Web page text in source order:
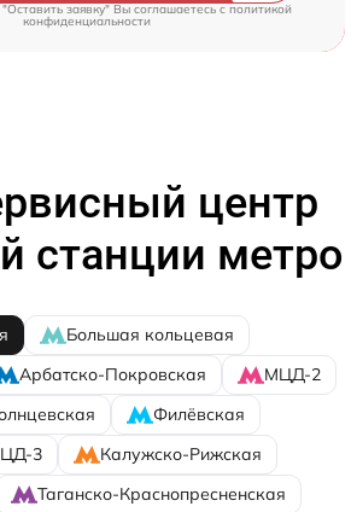
заявку" Вы соглашаетесь cполитикой
конфиденциальности
центр
станции метро
Большая кольцевая
Арбатско-Покровская
МЦД-2
Филёвская
3
Калужско-Рижская
Таганско-Краснопресненская